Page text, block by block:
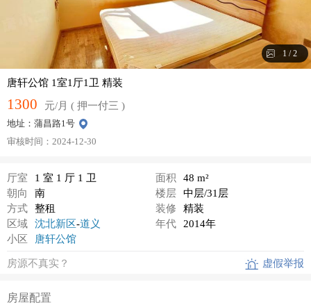
1 /2
唐轩公馆 1室1厅1卫 精装
1300 元/月 ( 押一付三 )
地址：蒲昌路1号
审核时间：2024-12-30
厅室 1 室 1 厅 1 卫 面积
48 m²
朝向
南 楼层
中层/31层
方式
整租 装修
精装
区域
沈北新区-道义 年代
2014年
小区
唐轩公馆
房源不真实？ 虚假举报
房屋配置